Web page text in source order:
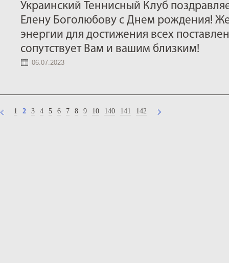
Украинский Теннисный Клуб
Елену Боголюбову с Днем рождения!
энергии для достижения всех
сопутствует Вам и вашим близким!
06.07.2023
1 2 3 4 5 6 7 8 9 10 140 141 142